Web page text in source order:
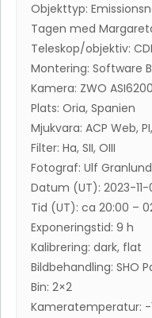
Objekttyp:
Tagen med
Teleskop/objektiv:
Montering: Software
Kamera: ZWO
Plats: Oria, Spanien
Mjukvara: ACP Web,
Filter: Ha, SII, OIII
Fotograf: Ulf Granlund
Datum (UT): 2023-
Tid (UT): ca 20:00 –
Exponeringstid: 9 h
Kalibrering: dark, flat
Bildbehandling: SHO
Bin: 2×2
Kameratemperatur: -